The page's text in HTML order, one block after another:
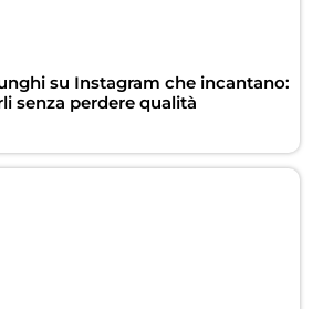
su Instagram che incantano:
senza perdere qualità